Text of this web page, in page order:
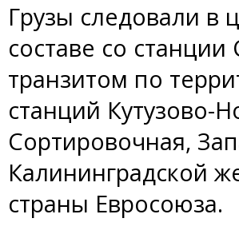
Грузы следовали
составе со
транзитом по
станций Кутузово-
Сортировочная,
Калининградской
страны Евросоюза.